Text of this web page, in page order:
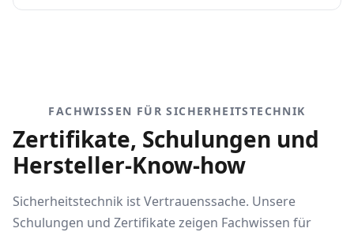
FACHWISSEN FÜR SICHERHEITSTECHNIK
Zertifikate, Schulungen und
Hersteller-Know-how
Sicherheitstechnik ist Vertrauenssache. Unsere
Schulungen und Zertifikate zeigen Fachwissen für